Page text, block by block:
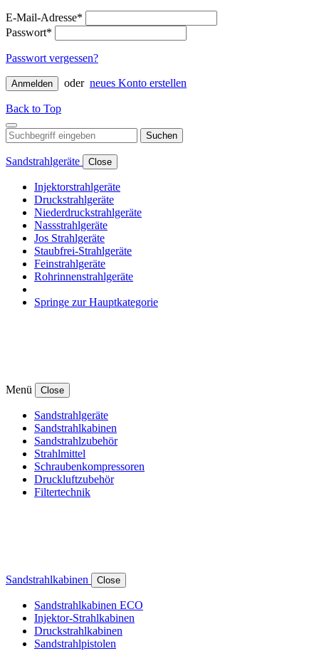
E-Mail-Adresse*
Passwort*
Passwort vergessen?
Anmelden oder neues Konto erstellen
Back to Top
Suchen
Sandstrahlgeräte Close
Injektorstrahlgeräte
Druckstrahlgeräte
Niederdruckstrahlgeräte
Nassstrahlgeräte
Jos Strahlgeräte
Staubfrei-Strahlgeräte
Feinstrahlgeräte
Rohrinnenstrahlgeräte
Springe zur Hauptkategorie
Menü Close
Sandstrahlgeräte
Sandstrahlkabinen
Sandstrahlzubehör
Strahlmittel
Schraubenkompressoren
Druckluftzubehör
Filtertechnik
Sandstrahlkabinen Close
Sandstrahlkabinen ECO
Injektor-Strahlkabinen
Druckstrahlkabinen
Sandstrahlpistolen